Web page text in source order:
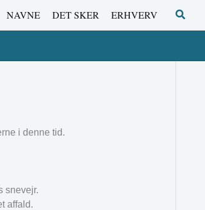
NAVNE DET SKER ERHVERV Søg
i denne tid.
snevejr.
affald.